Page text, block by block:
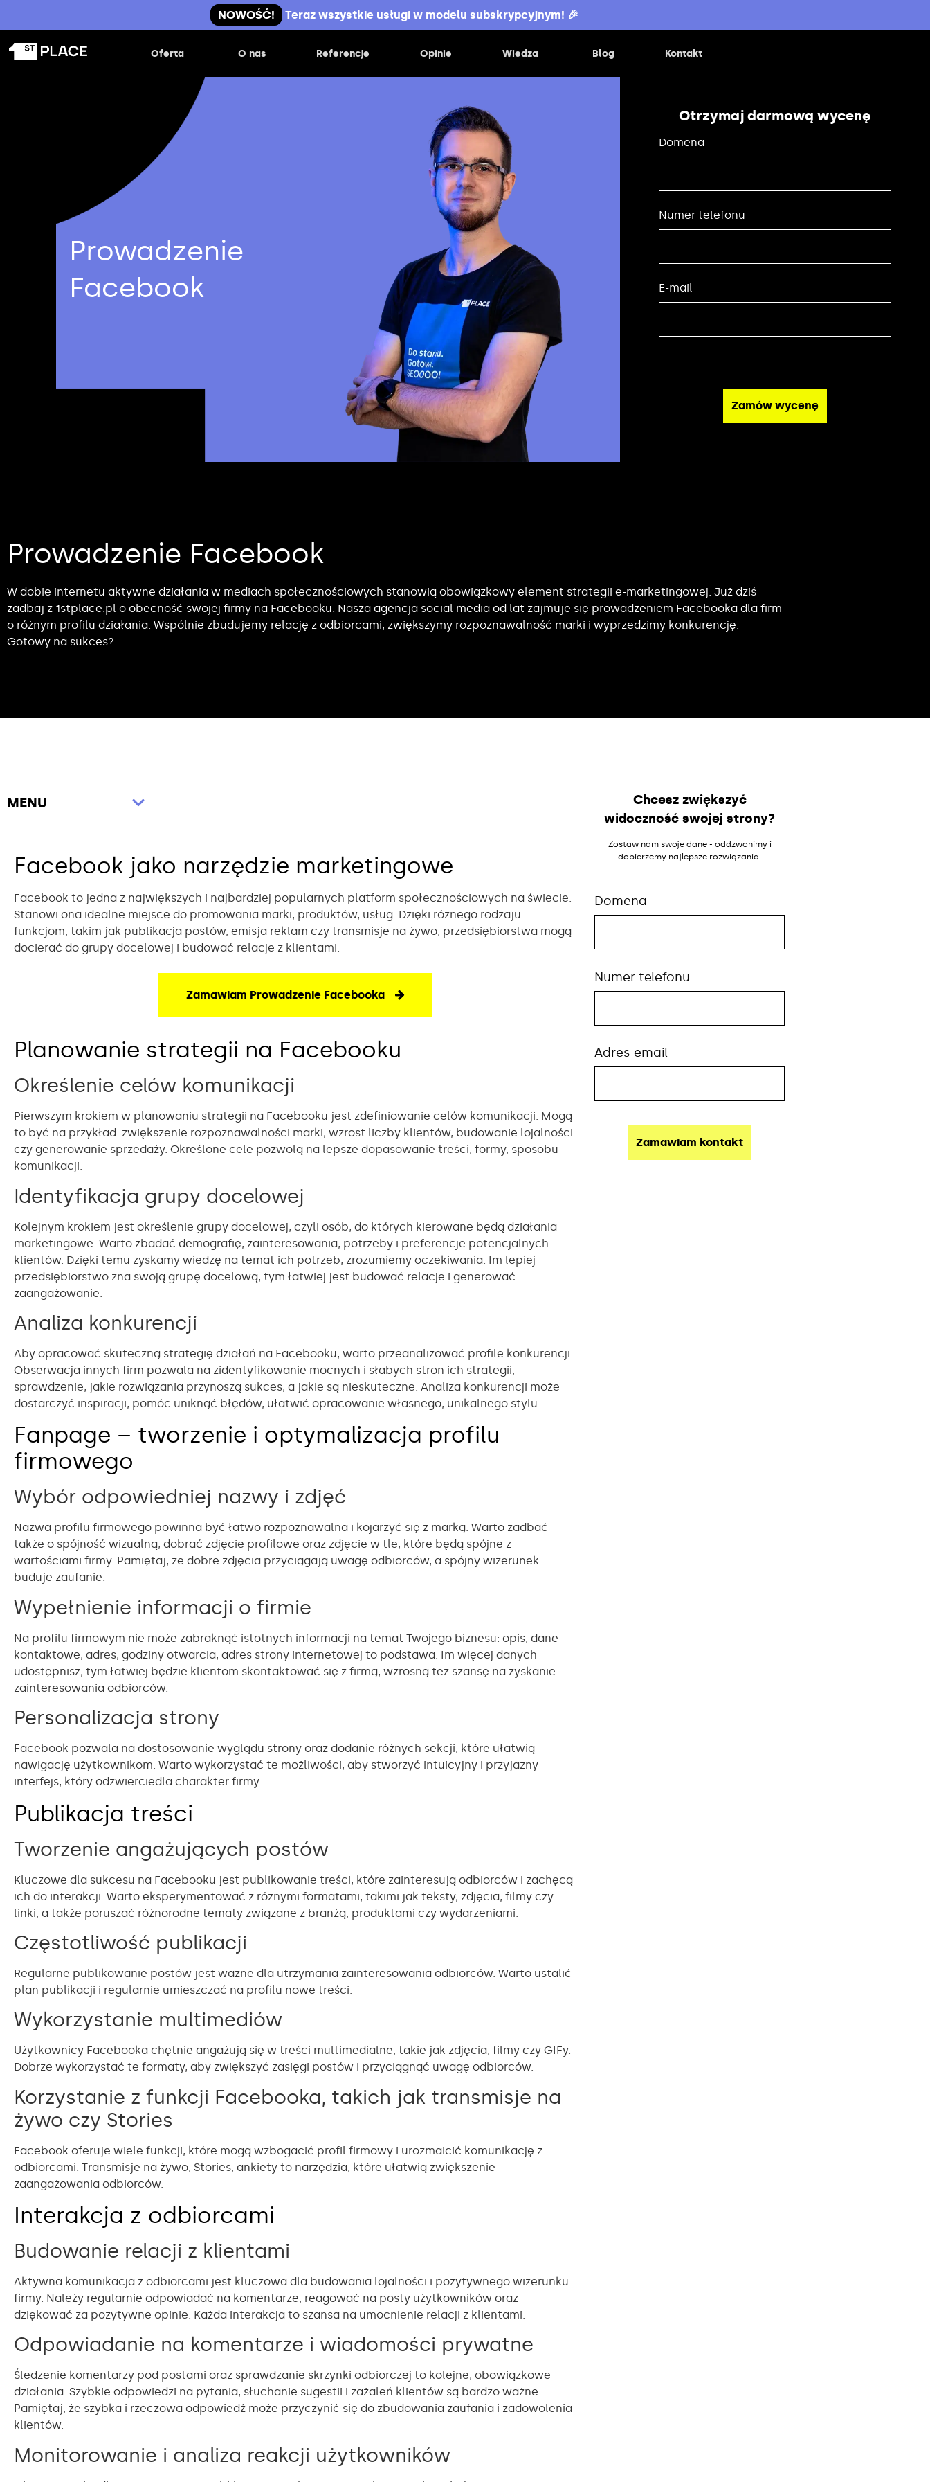
NOWOŚĆ! Teraz wszystkie usługi w modelu subskrypcyjnym! 🎉
Oferta O nas Referencje Opinie Wiedza Blog Kontakt
Prowadzenie
Facebook
Otrzymaj darmową wycenę
Domena
Numer telefonu
E-mail
Prowadzenie Facebook
W dobie internetu aktywne działania w mediach społecznościowych stanowią obowiązkowy element strategii e-marketingowej. Już dziś
zadbaj z 1stplace.pl o obecność swojej firmy na Facebooku. Nasza agencja social media od lat zajmuje się prowadzeniem Facebooka dla firm
o różnym profilu działania. Wspólnie zbudujemy relację z odbiorcami, zwiększymy rozpoznawalność marki i wyprzedzimy konkurencję.
Gotowy na sukces?
MENU
Facebook jako narzędzie marketingowe
Facebook to jedna z największych i najbardziej popularnych platform społecznościowych na świecie.
Stanowi ona idealne miejsce do promowania marki, produktów, usług. Dzięki różnego rodzaju
funkcjom, takim jak publikacja postów, emisja reklam czy transmisje na żywo, przedsiębiorstwa mogą
docierać do grupy docelowej i budować relacje z klientami.
Zamawiam Prowadzenie Facebooka
Planowanie strategii na Facebooku
Określenie celów komunikacji
Pierwszym krokiem w planowaniu strategii na Facebooku jest zdefiniowanie celów komunikacji. Mogą
to być na przykład: zwiększenie rozpoznawalności marki, wzrost liczby klientów, budowanie lojalności
czy generowanie sprzedaży. Określone cele pozwolą na lepsze dopasowanie treści, formy, sposobu
komunikacji.
Identyfikacja grupy docelowej
Kolejnym krokiem jest określenie grupy docelowej, czyli osób, do których kierowane będą działania
marketingowe. Warto zbadać demografię, zainteresowania, potrzeby i preferencje potencjalnych
klientów. Dzięki temu zyskamy wiedzę na temat ich potrzeb, zrozumiemy oczekiwania. Im lepiej
przedsiębiorstwo zna swoją grupę docelową, tym łatwiej jest budować relacje i generować
zaangażowanie.
Analiza konkurencji
Aby opracować skuteczną strategię działań na Facebooku, warto przeanalizować profile konkurencji.
Obserwacja innych firm pozwala na zidentyfikowanie mocnych i słabych stron ich strategii,
sprawdzenie, jakie rozwiązania przynoszą sukces, a jakie są nieskuteczne. Analiza konkurencji może
dostarczyć inspiracji, pomóc uniknąć błędów, ułatwić opracowanie własnego, unikalnego stylu.
Fanpage – tworzenie i optymalizacja profilu
firmowego
Wybór odpowiedniej nazwy i zdjęć
Nazwa profilu firmowego powinna być łatwo rozpoznawalna i kojarzyć się z marką. Warto zadbać
także o spójność wizualną, dobrać zdjęcie profilowe oraz zdjęcie w tle, które będą spójne z
wartościami firmy. Pamiętaj, że dobre zdjęcia przyciągają uwagę odbiorców, a spójny wizerunek
buduje zaufanie.
Wypełnienie informacji o firmie
Na profilu firmowym nie może zabraknąć istotnych informacji na temat Twojego biznesu: opis, dane
kontaktowe, adres, godziny otwarcia, adres strony internetowej to podstawa. Im więcej danych
udostępnisz, tym łatwiej będzie klientom skontaktować się z firmą, wzrosną też szansę na zyskanie
zainteresowania odbiorców.
Personalizacja strony
Facebook pozwala na dostosowanie wyglądu strony oraz dodanie różnych sekcji, które ułatwią
nawigację użytkownikom. Warto wykorzystać te możliwości, aby stworzyć intuicyjny i przyjazny
interfejs, który odzwierciedla charakter firmy.
Publikacja treści
Tworzenie angażujących postów
Kluczowe dla sukcesu na Facebooku jest publikowanie treści, które zainteresują odbiorców i zachęcą
ich do interakcji. Warto eksperymentować z różnymi formatami, takimi jak teksty, zdjęcia, filmy czy
linki, a także poruszać różnorodne tematy związane z branżą, produktami czy wydarzeniami.
Częstotliwość publikacji
Regularne publikowanie postów jest ważne dla utrzymania zainteresowania odbiorców. Warto ustalić
plan publikacji i regularnie umieszczać na profilu nowe treści.
Wykorzystanie multimediów
Użytkownicy Facebooka chętnie angażują się w treści multimedialne, takie jak zdjęcia, filmy czy GIFy.
Dobrze wykorzystać te formaty, aby zwiększyć zasięgi postów i przyciągnąć uwagę odbiorców.
Korzystanie z funkcji Facebooka, takich jak transmisje na
żywo czy Stories
Facebook oferuje wiele funkcji, które mogą wzbogacić profil firmowy i urozmaicić komunikację z
odbiorcami. Transmisje na żywo, Stories, ankiety to narzędzia, które ułatwią zwiększenie
zaangażowania odbiorców.
Interakcja z odbiorcami
Budowanie relacji z klientami
Aktywna komunikacja z odbiorcami jest kluczowa dla budowania lojalności i pozytywnego wizerunku
firmy. Należy regularnie odpowiadać na komentarze, reagować na posty użytkowników oraz
dziękować za pozytywne opinie. Każda interakcja to szansa na umocnienie relacji z klientami.
Odpowiadanie na komentarze i wiadomości prywatne
Śledzenie komentarzy pod postami oraz sprawdzanie skrzynki odbiorczej to kolejne, obowiązkowe
działania. Szybkie odpowiedzi na pytania, słuchanie sugestii i zażaleń klientów są bardzo ważne.
Pamiętaj, że szybka i rzeczowa odpowiedź może przyczynić się do zbudowania zaufania i zadowolenia
klientów.
Monitorowanie i analiza reakcji użytkowników
Chcesz zwiększyć
widoczność swojej strony?
Zostaw nam swoje dane - oddzwonimy i
dobierzemy najlepsze rozwiązania.
Domena
Numer telefonu
Adres email